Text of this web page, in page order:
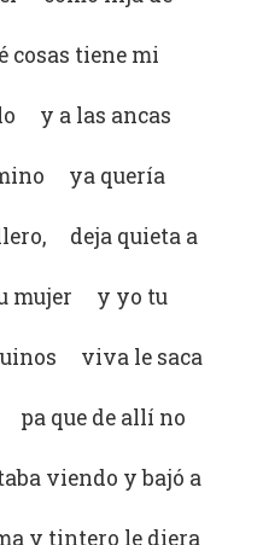
tiene mi
y a las ancas
ya quería
deja quieta a
mujer y yo tu
viva le saca
pa que de allí no
viendo y bajó a
y tintero le diera